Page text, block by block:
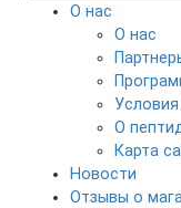
О нас
О нас
О
Карта
Новости
Отзывы о